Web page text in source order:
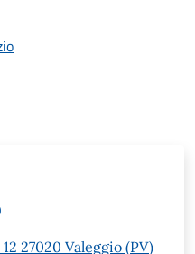
27020 Valeggio (PV)